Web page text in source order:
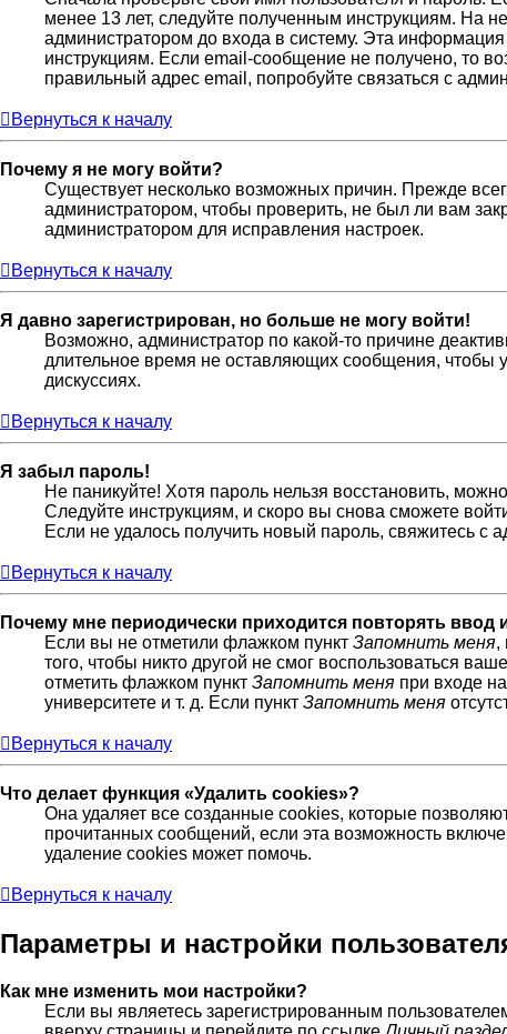
менее 13 лет, следуйте полученным инструкциям. На
администратором до входа в систему. Эта
инструкциям. Если email-сообщение не получено, то
правильный адрес email, попробуйте связаться с
Вернуться к началу
Почему я не могу войти?
Существует несколько возможных причин. Прежде
администратором, чтобы проверить, не был ли вам
администратором для исправления настроек.
Вернуться к началу
Я давно зарегистрирован, но больше не могу войти!
Возможно, администратор по какой-то причине
длительное время не оставляющих сообщения, чтобы
дискуссиях.
Вернуться к началу
Я забыл пароль!
Не паникуйте! Хотя пароль нельзя восстановить,
Следуйте инструкциям, и скоро вы снова сможете
Если не удалось получить новый пароль, свяжитесь с
Вернуться к началу
Почему мне периодически приходится повторять ввод
Если вы не отметили флажком пункт Запомнить меня,
того, чтобы никто другой не смог воспользоваться
отметить флажком пункт Запомнить меня при входе
университете и т. д. Если пункт Запомнить меня
Вернуться к началу
Что делает функция «Удалить cookies»?
Она удаляет все созданные cookies, которые
прочитанных сообщений, если эта возможность
удаление cookies может помочь.
Вернуться к началу
Параметры и настройки
Как мне изменить мои настройки?
Если вы являетесь зарегистрированным